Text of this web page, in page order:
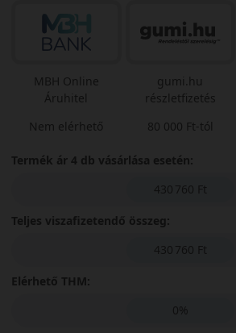
MBH Online
Áruhitel
Nem elérhető
gumi.hu
részletfizetés
80 000 Ft-tól
Termék ár 4 db vásárlása esetén:
430 760 Ft
Teljes viszafizetendő összeg:
430 760 Ft
Elérhető THM:
0%